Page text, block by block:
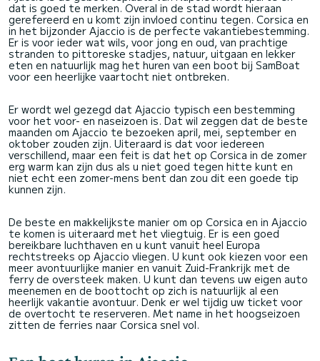
dat is goed te merken. Overal in de stad wordt hieraan
gerefereerd en u komt zijn invloed continu tegen. Corsica en
in het bijzonder Ajaccio is de perfecte vakantiebestemming.
Er is voor ieder wat wils, voor jong en oud, van prachtige
stranden to pittoreske stadjes, natuur, uitgaan en lekker
eten en natuurlijk mag het huren van een boot bij SamBoat
voor een heerlijke vaartocht niet ontbreken.
Er wordt wel gezegd dat Ajaccio typisch een bestemming
voor het voor- en naseizoen is. Dat wil zeggen dat de beste
maanden om Ajaccio te bezoeken april, mei, september en
oktober zouden zijn. Uiteraard is dat voor iedereen
verschillend, maar een feit is dat het op Corsica in de zomer
erg warm kan zijn dus als u niet goed tegen hitte kunt en
niet echt een zomer-mens bent dan zou dit een goede tip
kunnen zijn.
De beste en makkelijkste manier om op Corsica en in Ajaccio
te komen is uiteraard met het vliegtuig. Er is een goed
bereikbare luchthaven en u kunt vanuit heel Europa
rechtstreeks op Ajaccio vliegen. U kunt ook kiezen voor een
meer avontuurlijke manier en vanuit Zuid-Frankrijk met de
ferry de oversteek maken. U kunt dan tevens uw eigen auto
meenemen en de boottocht op zich is natuurlijk al een
heerlijk vakantie avontuur. Denk er wel tijdig uw ticket voor
de overtocht te reserveren. Met name in het hoogseizoen
zitten de ferries naar Corsica snel vol.